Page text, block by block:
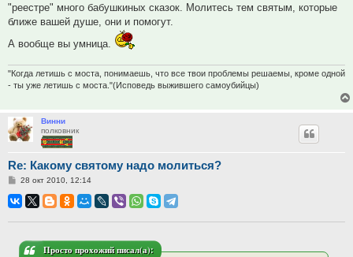
"реестре" много бабушкиных сказок. Молитесь тем святым, которые
ближе вашей душе, они и помогут.
А вообще вы умница.
"Когда летишь с моста, понимаешь, что все твои проблемы решаемы, кроме одной
- ты уже летишь с моста."(Исповедь выжившего самоубийцы)
Винни
полковник
Re: Какому святому надо молиться?
Сообщение
28 окт 2010, 12:14
Просто прохожий писал(а):